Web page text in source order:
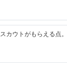
カウトがもらえる点。